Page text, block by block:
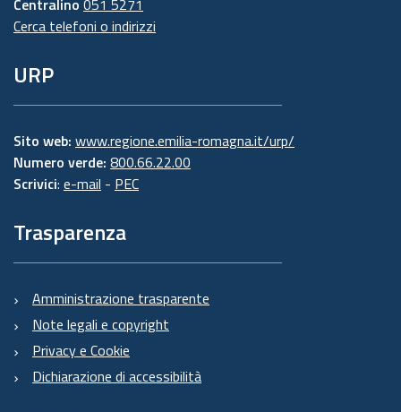
Centralino 051 5271
Cerca telefoni o indirizzi
URP
Sito web: www.regione.emilia-romagna.it/urp/
Numero verde: 800.66.22.00
Scrivici: e-mail - PEC
Trasparenza
Amministrazione trasparente
Note legali e copyright
Privacy e Cookie
Dichiarazione di accessibilità